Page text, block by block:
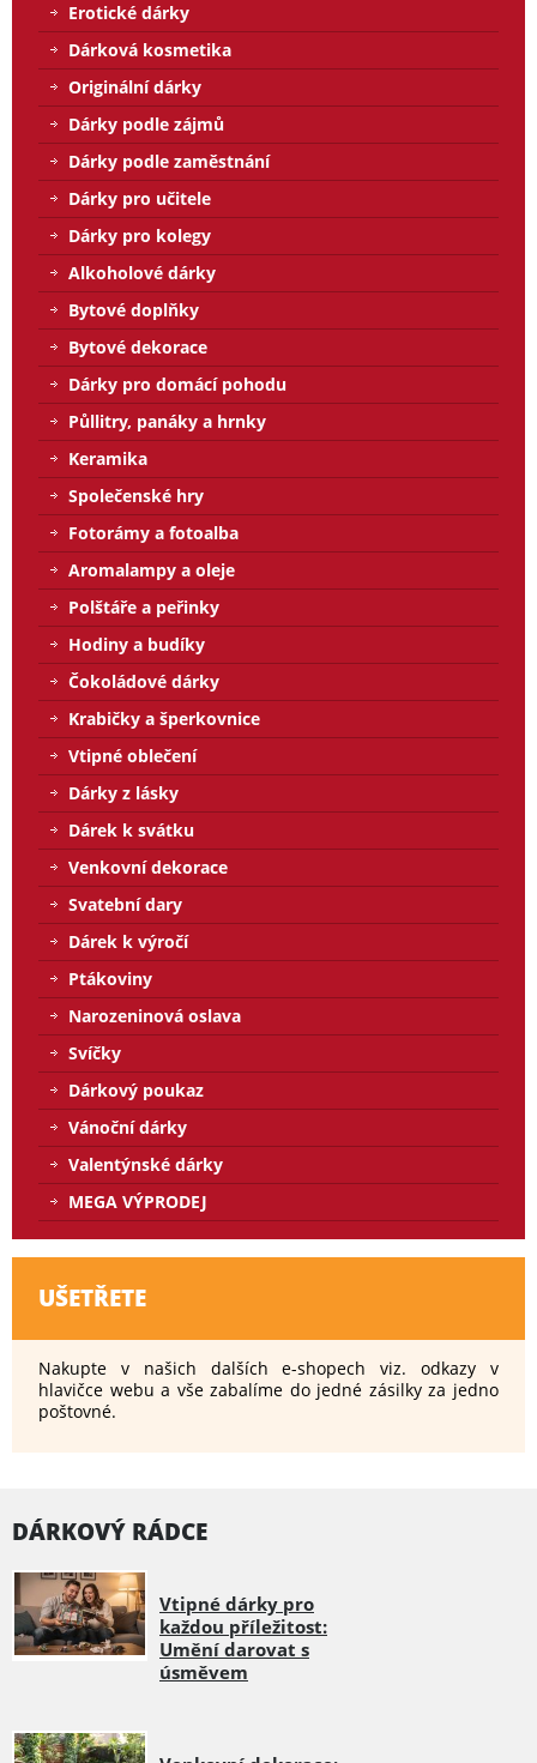
Erotické dárky
Dárková kosmetika
Originální dárky
Dárky podle zájmů
Dárky podle zaměstnání
Dárky pro učitele
Dárky pro kolegy
Alkoholové dárky
Bytové doplňky
Bytové dekorace
Dárky pro domácí pohodu
Půllitry, panáky a hrnky
Keramika
Společenské hry
Fotorámy a fotoalba
Aromalampy a oleje
Polštáře a peřinky
Hodiny a budíky
Čokoládové dárky
Krabičky a šperkovnice
Vtipné oblečení
Dárky z lásky
Dárek k svátku
Venkovní dekorace
Svatební dary
Dárek k výročí
Ptákoviny
Narozeninová oslava
Svíčky
Dárkový poukaz
Vánoční dárky
Valentýnské dárky
MEGA VÝPRODEJ
UŠETŘETE
Nakupte v našich dalších e-shopech viz. odkazy v
hlavičce webu a vše zabalíme do jedné zásilky za jedno
poštovné.
DÁRKOVÝ RÁDCE
Vtipné dárky pro
každou příležitost:
Umění darovat s
úsměvem